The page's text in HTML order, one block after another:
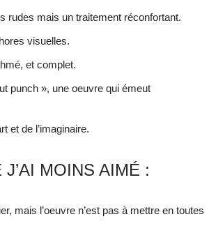
rudes mais un traitement réconfortant.
visuelles.
et complet.
punch », une oeuvre qui émeut
et de l’imaginaire.
J’AI MOINS AIMÉ :
mais l’oeuvre n’est pas à mettre en toutes